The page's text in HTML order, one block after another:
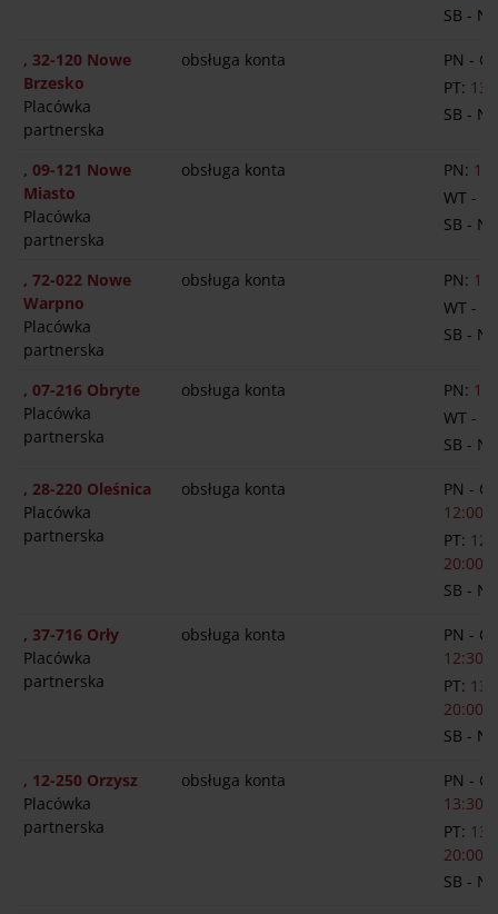
SB -
, 32-120 Nowe
Brzesko
Placówka
partnerska
obsługa konta
PN -
PT:
SB -
, 09-121 Nowe
Miasto
Placówka
partnerska
obsługa konta PN:
WT -
SB -
, 72-022 Nowe
Warpno
Placówka
partnerska
obsługa konta PN:
WT -
SB -
, 07-216 Obryte
Placówka
partnerska
obsługa konta PN:
WT -
SB -
, 28-220 Oleśnica
Placówka
partnerska
obsługa konta
PN -
12:00-
PT:
20:00
SB -
, 37-716 Orły
Placówka
partnerska
obsługa konta
PN -
12:30-
PT:
20:00
SB -
, 12-250 Orzysz
Placówka
partnerska
obsługa konta
PN -
13:30-
PT:
20:00
SB -